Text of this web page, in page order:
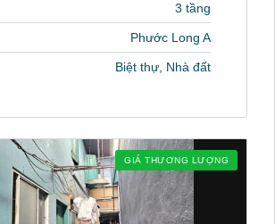
3 tầng
Phước Long A
Biệt thự, Nhà đất
GIÁ THƯƠNG LƯỢNG